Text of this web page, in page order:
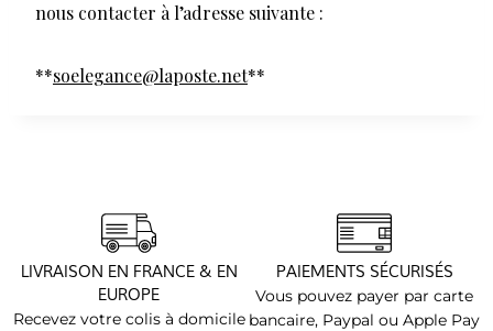
nous contacter à l’adresse suivante :
**soelegance@laposte.net**
LIVRAISON EN FRANCE & EN
EUROPE
Recevez votre colis à domicile
PAIEMENTS SÉCURISÉS
Vous pouvez payer par carte
bancaire, Paypal ou Apple Pay